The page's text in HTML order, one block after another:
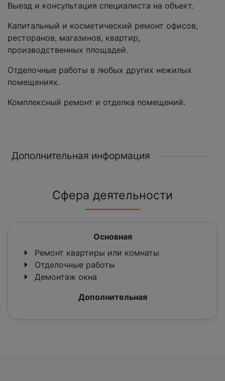
Выезд и консультация специалиста на объект.
Капитальный и косметический ремонт офисов,
ресторанов, магазинов, квартир,
производственных площадей.
Отделочные работы в любых других нежилых
помещениях.
Комплексный ремонт и отделка помещений.
Дополнительная информация
Сфера деятельности
Основная
Ремонт квартиры или комнаты
Отделочные работы
Демонтаж окна
Дополнительная